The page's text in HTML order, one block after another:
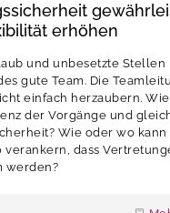
erhöhen
und unbesetzte Stellen
gute Team. Die
einfach herzaubern.
der Vorgänge und
Wie oder wo kann
verankern, dass
werden?